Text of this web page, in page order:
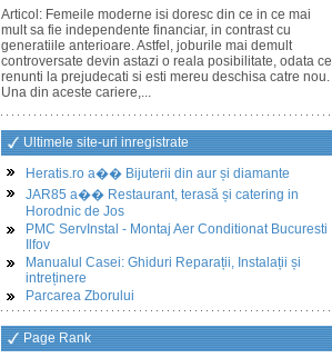
Articol: Femeile moderne isi doresc din ce in ce mai
mult sa fie independente financiar, in contrast cu
generatiile anterioare. Astfel, joburile mai demult
controversate devin astazi o reala posibilitate, odata ce
renunti la prejudecati si esti mereu deschisa catre nou.
Una din aceste cariere,...
Ultimele site-uri inregistrate
Heratis.ro a�� Bijuterii din aur și diamante
JAR85 a�� Restaurant, terasă și catering in
Horodnic de Jos
PMC ServInstal - Montaj Aer Conditionat Bucuresti
Ilfov
Manualul Casei: Ghiduri Reparații, Instalații și
intreținere
Parcarea Zborului
Page Rank